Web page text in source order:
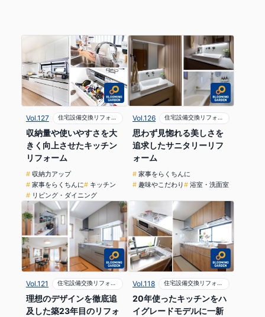
Vol.127 住宅設備交換リフォーム
収納量や使いやすさを大
きく向上させたキッチン
リフォーム
収納力アップ
家事をらくちんに
キッチン
リビング・ダイニング
Vol.126 住宅設備交換リフォーム
思わず見惚れる美しさを
追求したサニタリーリフ
ォーム
家事をらくちんに
趣味やこだわり
浴室・洗面室
Vol.121 住宅設備交換リフォーム
理想のデザインを徹底追
及した築23年目のリフォ
Vol.118 住宅設備交換リフォーム
20年使ったキッチンをハ
イグレードモデルに一新